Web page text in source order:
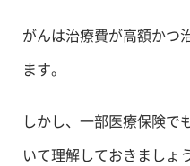
がんは治療費が高額かつ
ます。
しかし、一部医療保険で
いて理解しておきましょ